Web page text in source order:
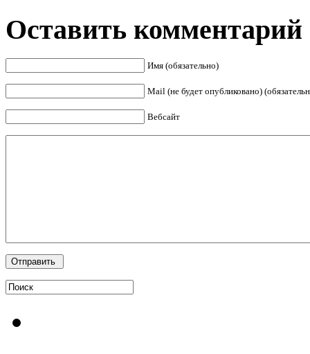
Оставить комментарий
Имя (обязательно)
Mail (не будет опубликовано)
Вебсайт